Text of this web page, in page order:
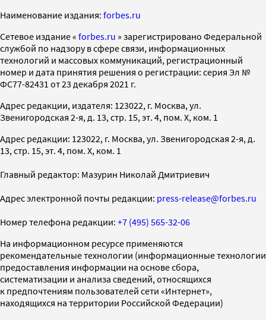
Наименование издания: forbes.ru
Cетевое издание « forbes.ru » зарегистрировано Федеральной
службой по надзору в сфере связи, информационных
технологий и массовых коммуникаций, регистрационный
номер и дата принятия решения о регистрации: серия Эл №
ФС77-82431 от 23 декабря 2021 г.
Адрес редакции, издателя: 123022, г. Москва, ул.
Звенигородская 2-я, д. 13, стр. 15, эт. 4, пом. X, ком. 1
Адрес редакции: 123022, г. Москва, ул. Звенигородская 2-я, д.
13, стр. 15, эт. 4, пом. X, ком. 1
Главный редактор: Мазурин Николай Дмитриевич
Адрес электронной почты редакции: press-release@forbes.ru
Номер телефона редакции: +7 (495) 565-32-06
На информационном ресурсе применяются
рекомендательные технологии (информационные технологии
предоставления информации на основе сбора,
систематизации и анализа сведений, относящихся
к предпочтениям пользователей сети «Интернет»,
находящихся на территории Российской Федерации)